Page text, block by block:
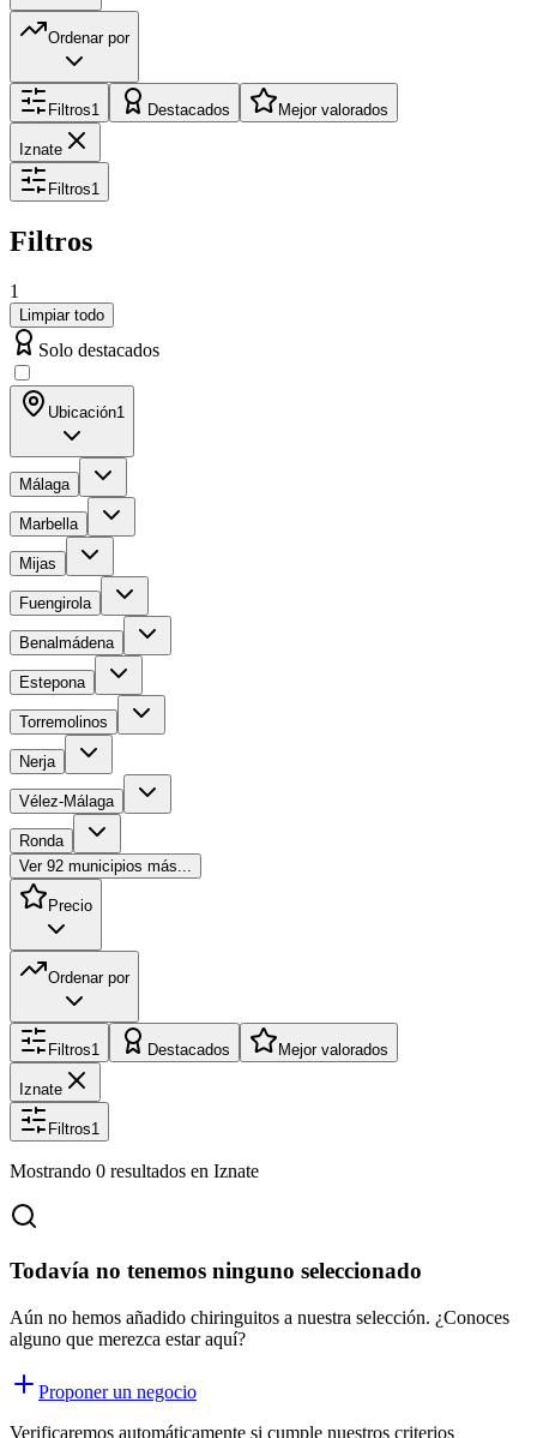
Ordenar por
Filtros1 Destacados Mejor valorados
Iznate
Filtros1
Filtros
1
Limpiar todo
Solo destacados
Ubicación1
Málaga
Marbella
Mijas
Fuengirola
Benalmádena
Estepona
Torremolinos
Nerja
Vélez-Málaga
Ronda
Ver 92 municipios más...
Precio
Ordenar por
Filtros1 Destacados Mejor valorados
Iznate
Filtros1
Mostrando 0 resultados en Iznate
Todavía no tenemos ninguno seleccionado
Aún no hemos añadido chiringuitos a nuestra selección. ¿Conoces
alguno que merezca estar aquí?
Proponer un negocio
Verificaremos automáticamente si cumple nuestros criterios